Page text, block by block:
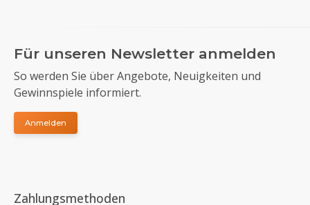
Für unseren Newsletter anmelden
So werden Sie über Angebote, Neuigkeiten und
Gewinnspiele informiert.
Anmelden
Zahlungsmethoden